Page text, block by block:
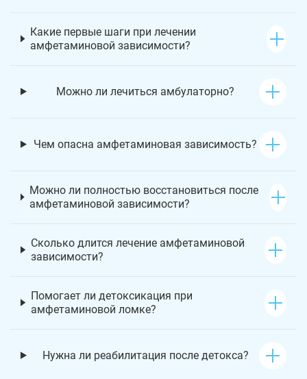
Какие первые шаги при лечении
амфетаминовой зависимости?
Можно ли лечиться амбулаторно?
Чем опасна амфетаминовая зависимость?
Можно ли полностью восстановиться после
амфетаминовой зависимости?
Сколько длится лечение амфетаминовой
зависимости?
Помогает ли детоксикация при
амфетаминовой ломке?
Нужна ли реабилитация после детокса?